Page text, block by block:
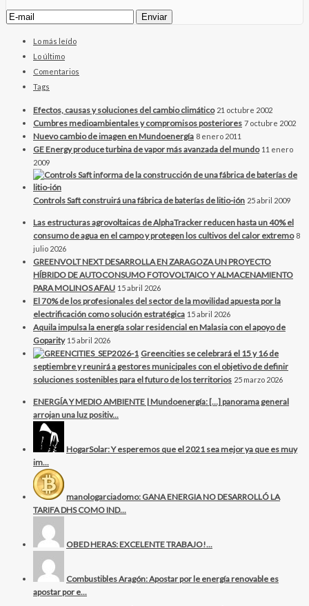
Lo más leído
Lo último
Comentarios
Tags
Efectos, causas y soluciones del cambio climático 21 octubre 2002
Cumbres medioambientales y compromisos posteriores 7 octubre 2002
Nuevo cambio de imagen en Mundoenergía 8 enero 2011
GE Energy produce turbina de vapor más avanzada del mundo 11 enero
2009
Controls Saft construirá una fábrica de baterías de litio-ión 25 abril 2009
Las estructuras agrovoltaicas de AlphaTracker reducen hasta un 40% el
consumo de agua en el campo y protegen los cultivos del calor extremo 8
julio 2026
GREENVOLT NEXT DESARROLLA EN ZARAGOZA UN PROYECTO
HÍBRIDO DE AUTOCONSUMO FOTOVOLTAICO Y ALMACENAMIENTO
PARA MOLINOS AFAU 15 abril 2026
El 70% de los profesionales del sector de la movilidad apuesta por la
electrificación como solución estratégica 15 abril 2026
Aquila impulsa la energía solar residencial en Malasia con el apoyo de
Goparity 15 abril 2026
Greencities se celebrará el 15 y 16 de
septiembre y reunirá a gestores municipales con el objetivo de definir
soluciones sostenibles para el futuro de los territorios 25 marzo 2026
ENERGÍA Y MEDIO AMBIENTE | Mundoenergía: […] panorama general
arrojan una luz positiv...
HogarSolar: Y esperemos que el 2021 sea mejor ya que es muy
im...
manologarciadomo: GANA ENERGIA NO DESARROLLÓ LA
TARIFA DHS COMO IND...
OBED HERAS: EXCELENTE TRABAJO!...
Combustibles Aragón: Apostar por le energía renovable es
apostar por e...